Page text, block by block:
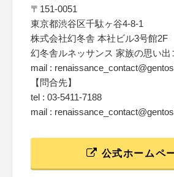
〒151-0051
東京都渋谷区千駄ヶ谷4-8-1
株式会社幻冬舎 本社ビル3号館2F
幻冬舎ルネッサンス 家族の思い出
mail :
【問合先】
tel : 03-5411-7188
mail :
公式ホームペ